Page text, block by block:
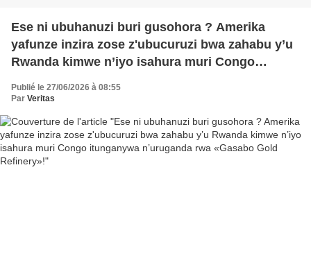
Ese ni ubuhanuzi buri gusohora ? Amerika
yafunze inzira zose z'ubucuruzi bwa zahabu y’u
Rwanda kimwe n’iyo isahura muri Congo
Refinery»!
Publié le 27/06/2026 à 08:55
Par Veritas